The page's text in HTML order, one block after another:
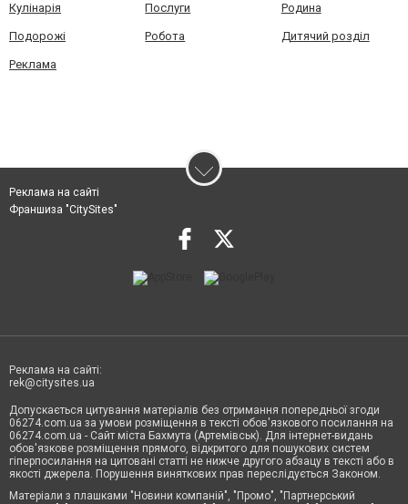
Кулінарія Послуги Родина
Подорожі Робота Дитячий розділ
Реклама
Реклама на сайті
Франшиза "CitySites"
Реклама на сайті:
rek@citysites.ua
Допускається цитування матеріалів без отримання попередньої згоди
06274.com.ua за умови розміщення в тексті обов'язкового посилання на
06274.com.ua - Сайт міста Бахмута (Артемівськ). Для інтернет-видань
обов'язкове розміщення прямого, відкритого для пошукових систем
гіперпосилання на цитовані статті не нижче другого абзацу в тексті або в
якості джерела. Порушення виняткових прав переслідується Законом.
Матеріали з плашками "Новини компаній", "Промо", "Партнерський